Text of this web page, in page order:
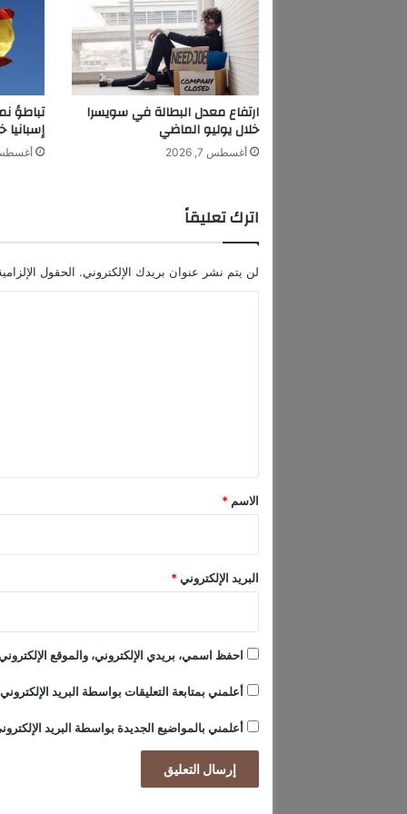
ه
ا
ا
د
ي
a
w
a
ارتفاع معدل البطالة في سويسرا
خلال يوليو الماضي
أغسطس 7, 2026
تباطؤ
إسبانيا
أغسطس 7,
اترك تعليقاً
لن يتم نشر عنوان بريدك الإلكتروني. الحقول
*
الاسم *
البريد الإلكتروني*
احفظ اسمي، بريدي الإلكتروني، والموقع
أعلمني بمتابعة التعليقات بواسطة البريد
أعلمني بالمواضيع الجديدة بواسطة البريد